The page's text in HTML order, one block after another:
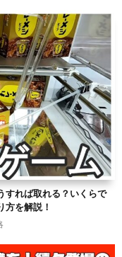
すれば取れる？いくらで
方を解説！